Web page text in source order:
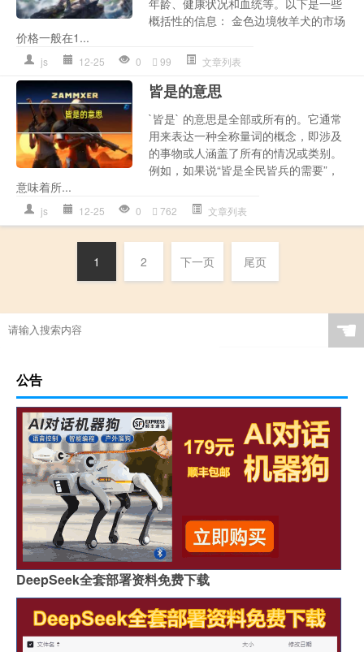
年龄、健康状况和血统等。以下是一些
概括性的信息： 金色边境牧羊犬的市场
价格一般在1...
js 12-25 0 99 文章列表
皆是的意思
`皆是` 的意思是全部或所有的。它通常
用来表达一种全称量词的概念，即涉及
的事物或人涵盖了所有的情况或类别。
例如，如果说“皆是全民皆兵的需要”，
意味着所...
js 12-25 0 762 文章列表
1 2 下一页 尾页
☚
公告
DeepSeek全套部署资料免费下载